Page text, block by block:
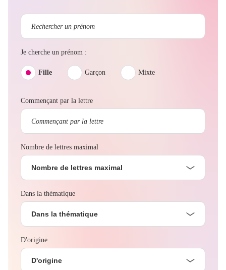
Je cherche un prénom :
Fille Garçon Mixte
Commençant par la lettre
Nombre de lettres maximal
Nombre de lettres maximal
Dans la thématique
Dans la thématique
D'origine
D'origine